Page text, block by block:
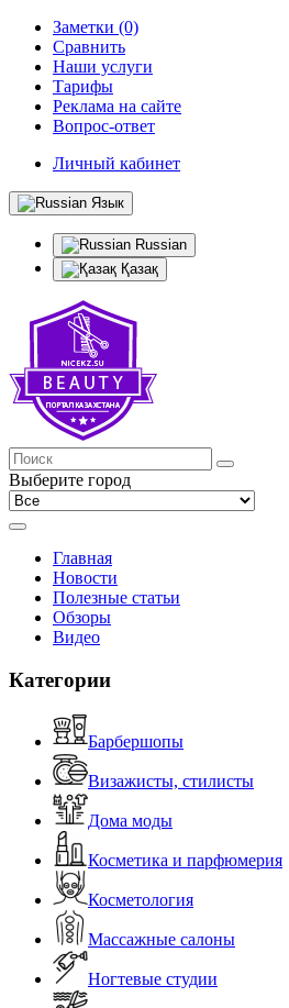
Заметки (0)
Сравнить
Наши услуги
Тарифы
Реклама на сайте
Вопрос-ответ
Личный кабинет
Язык
Russian
Қазақ
Выберите город
Главная
Новости
Полезные статьи
Обзоры
Видео
Категории
Барбершопы
Визажисты, стилисты
Дома моды
Косметика и парфюмерия
Косметология
Массажные салоны
Ногтевые студии